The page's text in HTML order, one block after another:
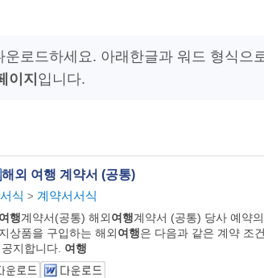
로드하세요. 아래한글과 워드 형식으
이지 입니다.
해외 여행 계약서 (공통)
식 > 계약서서식
여행계약서(공통) 해외여행계약서 (공통) 당사 예약의
상품을 구입하는 해외여행은 다음과 같은 계약 조건
지합니다. 여행